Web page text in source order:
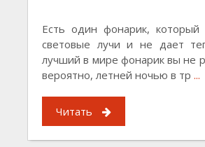
Есть один фонарик, который
световые лучи и не дает
лучший в мире фонарик вы не
вероятно, летней ночью в тр ...
Читать